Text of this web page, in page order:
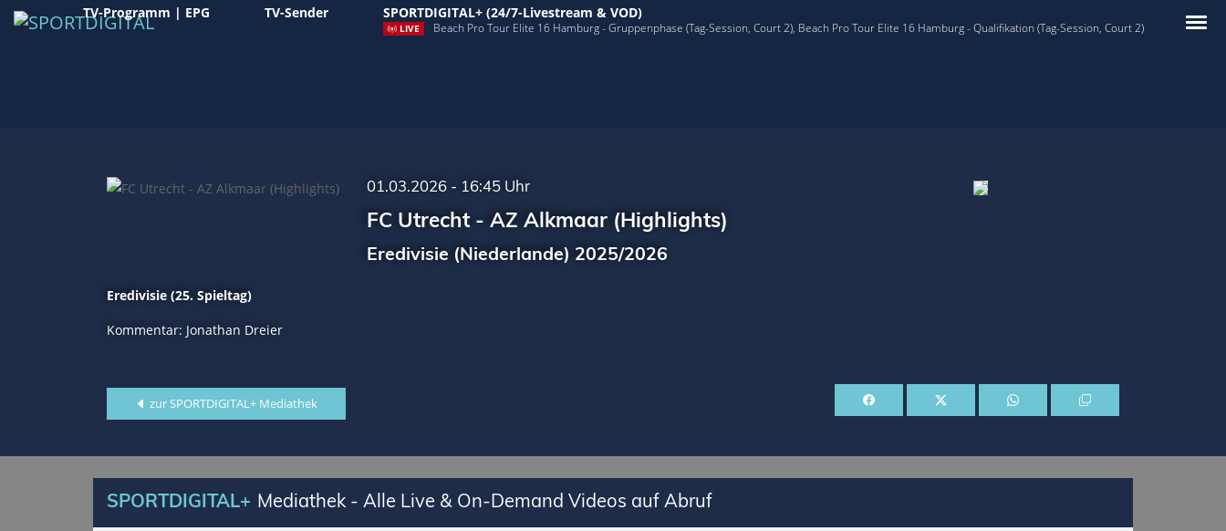
TV-Programm | EPG TV-Sender SPORTDIGITAL+ (24/7-Livestream & VOD)
LIVE Beach Pro Tour Elite 16 Hamburg - Gruppenphase (Tag-Session, Court 2), Beach Pro Tour Elite 16 Hamburg - Qualifikation (Tag-Session, Court 2)
01.03.2026 - 16:45 Uhr
FC Utrecht - AZ Alkmaar (Highlights)
Eredivisie (Niederlande) 2025/2026
Eredivisie (25. Spieltag)
Kommentar: Jonathan Dreier
zur SPORTDIGITAL+ Mediathek
SPORTDIGITAL+ Mediathek - Alle Live & On-Demand Videos auf Abruf